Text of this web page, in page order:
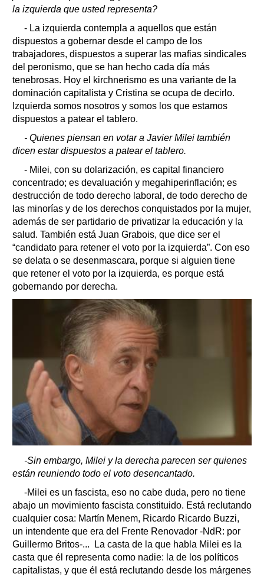
la izquierda que usted representa?
- La izquierda contempla a aquellos que están
dispuestos a gobernar desde el campo de los
trabajadores, dispuestos a superar las mafias sindicales
del peronismo, que se han hecho cada día más
tenebrosas. Hoy el kirchnerismo es una variante de la
dominación capitalista y Cristina se ocupa de decirlo.
Izquierda somos nosotros y somos los que estamos
dispuestos a patear el tablero.
- Quienes piensan en votar a Javier Milei también
dicen estar dispuestos a patear el tablero.
- Milei, con su dolarización, es capital financiero
concentrado; es devaluación y megahiperinflación; es
destrucción de todo derecho laboral, de todo derecho de
las minorías y de los derechos conquistados por la mujer,
además de ser partidario de privatizar la educación y la
salud. También está Juan Grabois, que dice ser el
“candidato para retener el voto por la izquierda”. Con eso
se delata o se desenmascara, porque si alguien tiene
que retener el voto por la izquierda, es porque está
gobernando por derecha.
-Sin embargo, Milei y la derecha parecen ser quienes
están reuniendo todo el voto desencantado.
-Milei es un fascista, eso no cabe duda, pero no tiene
abajo un movimiento fascista constituido. Está reclutando
cualquier cosa: Martín Menem, Ricardo Ricardo Buzzi,
un intendente que era del Frente Renovador -NdR: por
Guillermo Britos-... La casta de la que habla Milei es la
casta que él representa como nadie: la de los políticos
capitalistas, y que él está reclutando desde los márgenes